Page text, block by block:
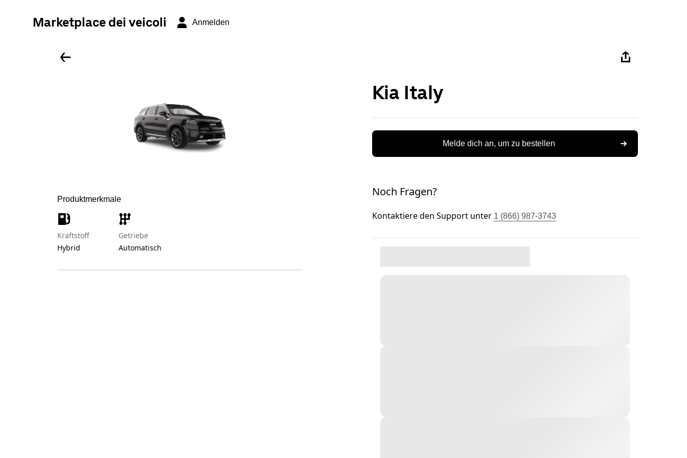
Marketplace dei veicoli Anmelden
Produktmerkmale
Kraftstoff
Hybrid
Getriebe
Automatisch
Kia Italy
Melde dich an, um zu bestellen
Noch Fragen?
Kontaktiere den Support unter 1 (866) 987-3743